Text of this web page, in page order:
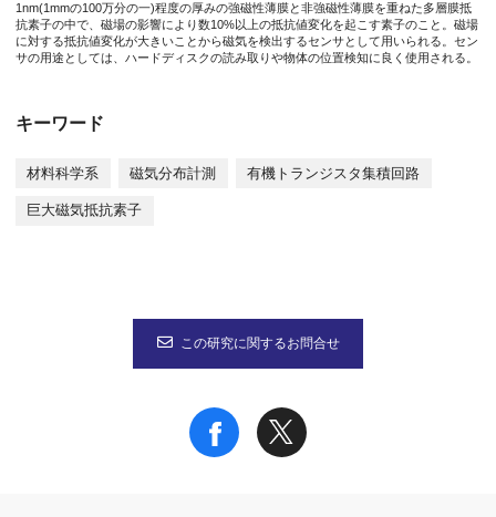
極めて薄くて柔らかいため、手の平のような柔軟表面上にもピッ
図2 磁気センサシステムによる2次元磁気マッピング
本研究成果が社会に与える影響（本研究成果の意義）
本研究成果は2020年1月23日（木）午前4時（日本時間）に米
著者名：Masaya Kondo, Michael Melzer
1nm(1mmの100万分の一)程度の厚みの強磁性薄膜と非強磁性薄膜を重ねた多層膜抵
抗素子の中で、磁場の影響により数10%以上の抵抗値変化を起こす素子のこと。磁場
に対する抵抗値変化が大きいことから磁気を検出するセンサとして用いられる。セン
サの用途としては、ハードディスクの読み取りや物体の位置検知に良く使用される。
キーワード
材料科学系 磁気分布計測 有機トランジスタ集積回路
巨大磁気抵抗素子
この研究に関するお問合せ